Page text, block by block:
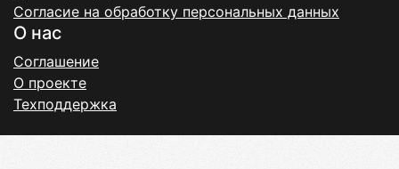
Согласие на обработку персональных данных
О нас
Соглашение
О проекте
Техподдержка